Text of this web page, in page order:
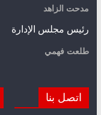
مدحت الزاهد
رئيس مجلس الإدارة
طلعت فهمي
اتصل بنا